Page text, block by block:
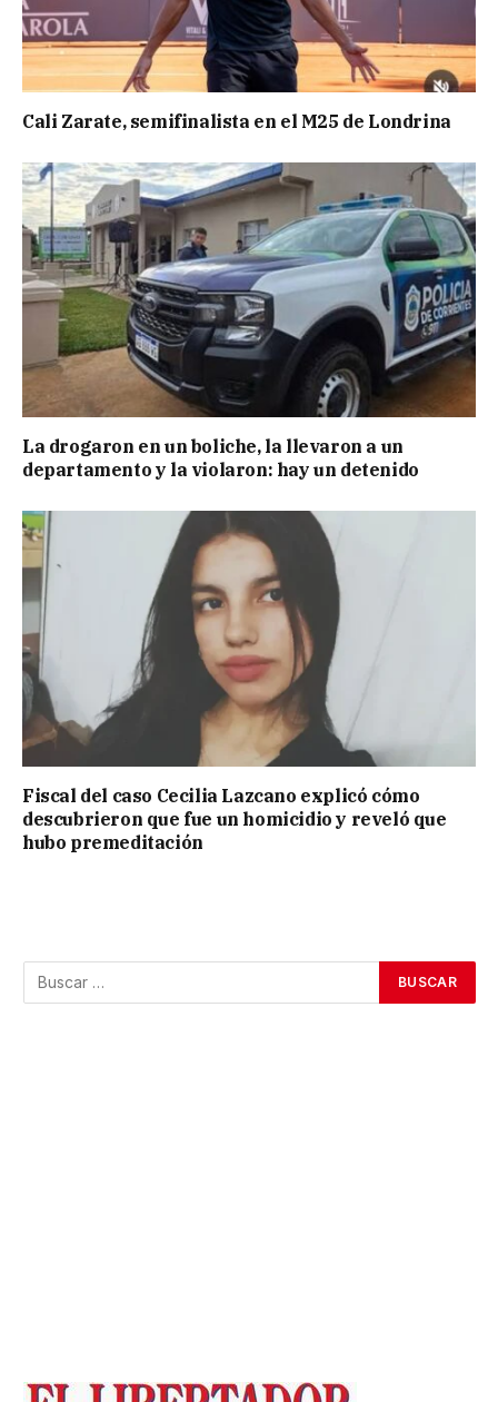
Cali Zarate, semifinalista en el M25 de Londrina
La drogaron en un boliche, la llevaron a un
departamento y la violaron: hay un detenido
Fiscal del caso Cecilia Lazcano explicó cómo
descubrieron que fue un homicidio y reveló que
hubo premeditación